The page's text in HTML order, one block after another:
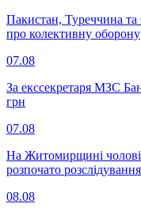
Пакистан, Туреччина та
про колективну оборону
07.08
За екссекретаря МЗС
грн
07.08
На Житомирщині
розпочато розслідування
08.08